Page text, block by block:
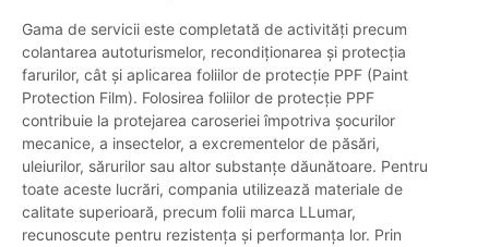
Gama de servicii este completată de activități precum
colantarea autoturismelor, recondiționarea și protecția
farurilor, cât și aplicarea foliilor de protecție PPF (Paint
Protection Film). Folosirea foliilor de protecție PPF
contribuie la protejarea caroseriei împotriva șocurilor
mecanice, a insectelor, a excrementelor de păsări,
uleiurilor, sărurilor sau altor substanțe dăunătoare. Pentru
toate aceste lucrări, compania utilizează materiale de
calitate superioară, precum folii marca LLumar,
recunoscute pentru rezistența și performanța lor. Prin